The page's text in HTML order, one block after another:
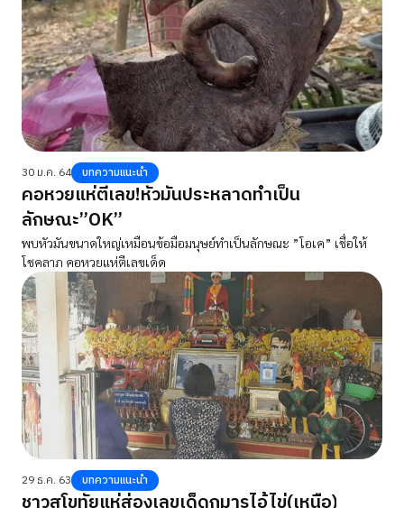
30 ม.ค. 64 บทความแนะนำ
คอหวยแห่ตีเลข!หัวมันประหลาดทำเป็น
ลักษณะ”OK”
พบหัวมันขนาดใหญ่เหมือนข้อมือมนุษย์ทำเป็นลักษณะ ”โอเค” เชื่อให้
โชคลาภ คอหวยแห่ตีเลขเด็ด
29 ธ.ค. 63 บทความแนะนำ